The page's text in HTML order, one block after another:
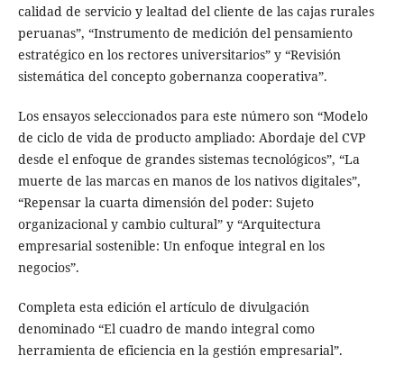
calidad de servicio y lealtad del cliente de las cajas rurales
peruanas”, “Instrumento de medición del pensamiento
estratégico en los rectores universitarios” y “Revisión
sistemática del concepto gobernanza cooperativa”.
Los ensayos seleccionados para este número son “Modelo
de ciclo de vida de producto ampliado: Abordaje del CVP
desde el enfoque de grandes sistemas tecnológicos”, “La
muerte de las marcas en manos de los nativos digitales”,
“Repensar la cuarta dimensión del poder: Sujeto
organizacional y cambio cultural” y “Arquitectura
empresarial sostenible: Un enfoque integral en los
negocios”.
Completa esta edición el artículo de divulgación
denominado “El cuadro de mando integral como
herramienta de eficiencia en la gestión empresarial”.